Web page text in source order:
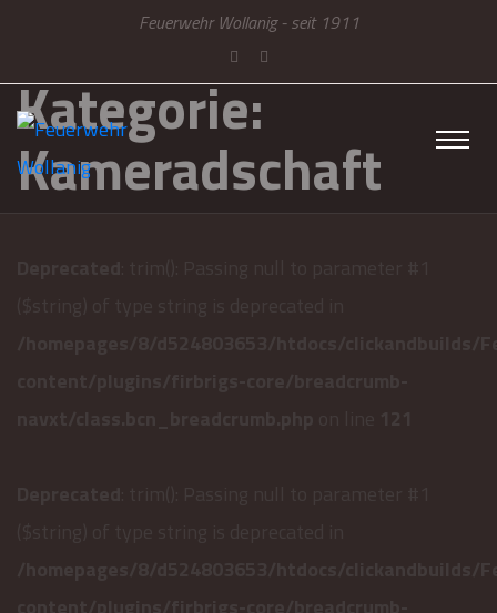
Feuerwehr Wollanig - seit 1911
Kategorie:
Kameradschaft